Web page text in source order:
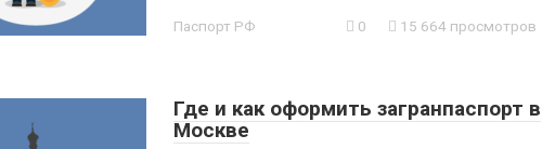
Паспорт РФ 0 15 664 просмотров
Где и как оформить загранпаспорт в
Москве